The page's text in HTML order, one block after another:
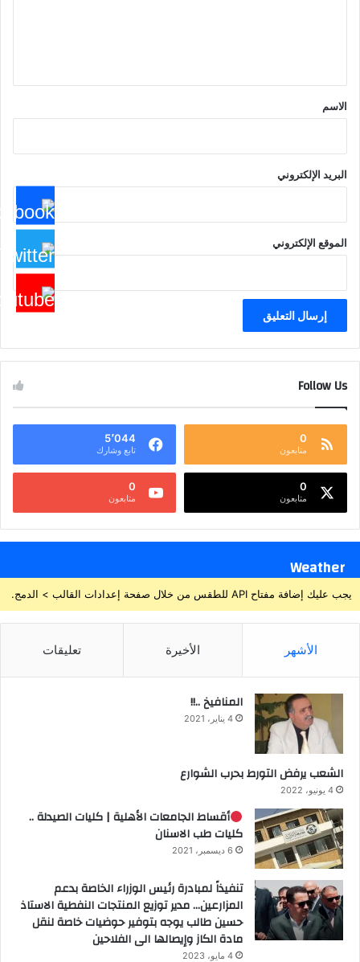
*
الاسم
البريد الإلكتروني
الموقع الإلكتروني
Follow Us
0
متابعون
5٬044
تابع وشارك
0
متابعون
0
متابعون
Weather
يجب عليك إضافة مفتاح API للطقس من خلال صفحة إعدادات القالب > الدمج.
الأشهر الأخيرة تعليقات
المنافيخ ..!!
4 يناير، 2021
الشعب يرفض التورط بحرب الشوارع
4 يونيو، 2022
أقساط الجامعات الأهلية | كليات الصيدلة ..
كليات طب الاسنان
6 ديسمبر، 2021
تنفيذاً لمبادرة رئيس الوزراء الخاصة بدعم
المزارعين… مدير توزيع المنتجات النفطية الاستاذ
حسين طالب يوجه بتوفير حوضيات خاصة لنقل
مادة الكاز وإيصالها الى الفلاحين
4 مايو، 2023